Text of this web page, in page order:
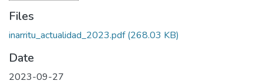
Files
inarritu_actualidad_2023.pdf(268.03 KB)
Date
2023-09-27